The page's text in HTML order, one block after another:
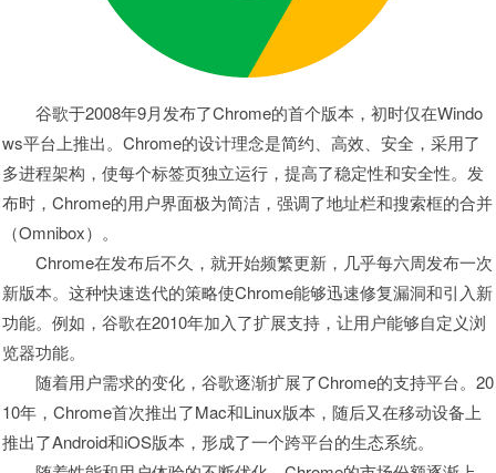
谷歌于2008年9月发布了Chrome的首个版本，初时仅在Windo
ws平台上推出。Chrome的设计理念是简约、高效、安全，采用了
多进程架构，使每个标签页独立运行，提高了稳定性和安全性。发
布时，Chrome的用户界面极为简洁，强调了地址栏和搜索框的合并
（Omnibox）。
Chrome在发布后不久，就开始频繁更新，几乎每六周发布一次
新版本。这种快速迭代的策略使Chrome能够迅速修复漏洞和引入新
功能。例如，谷歌在2010年加入了扩展支持，让用户能够自定义浏
览器功能。
随着用户需求的变化，谷歌逐渐扩展了Chrome的支持平台。20
10年，Chrome首次推出了Mac和Linux版本，随后又在移动设备上
推出了Android和iOS版本，形成了一个跨平台的生态系统。